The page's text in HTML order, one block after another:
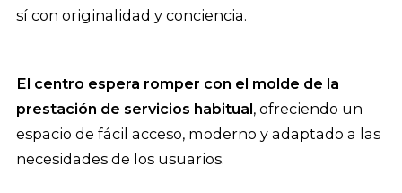
sí con originalidad y conciencia.
El centro espera romper con el molde de la
prestación de servicios habitual, ofreciendo un
espacio de fácil acceso, moderno y adaptado a las
necesidades de los usuarios.